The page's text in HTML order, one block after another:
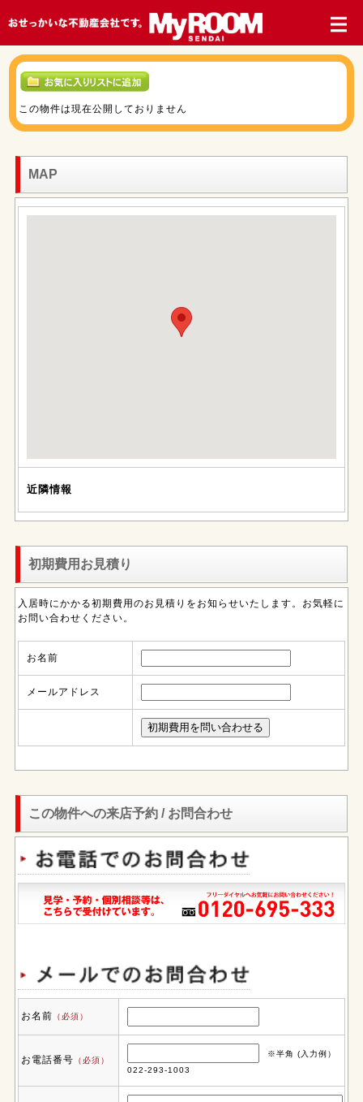
この物件は現在公開しておりません
MAP
近隣情報
初期費用お見積り
入居時にかかる初期費用のお見積りをお知らせいたします。お気軽に
お問い合わせください。
お名前
メールアドレス
この物件への来店予約 / お問合わせ
お名前 （必須）
お電話番号 （必須）
※半角 (入力例）
022-293-1003